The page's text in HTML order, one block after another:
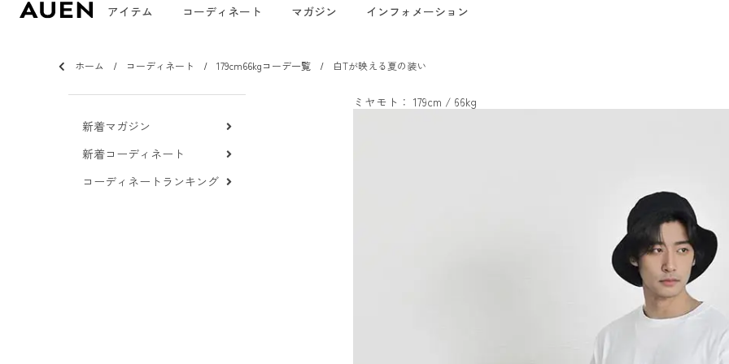
アイテム コーディネート マガジン インフォメーション
ホーム コーディネート 179cm66kgコーデ一覧 白Tが映える夏の装い
新着マガジン
新着コーディネート
コーディネートランキング
ミヤモト： 179cm / 66kg